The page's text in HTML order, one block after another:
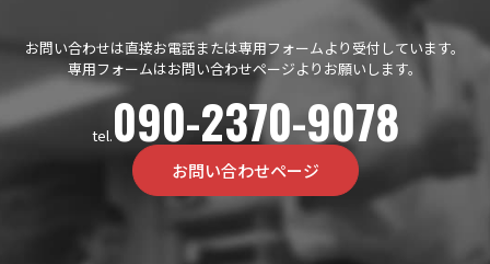
お問い合わせは直接お電話または専用フォームより受付しています。
専用フォームはお問い合わせページよりお願いします。
tel.090-2370-9078
お問い合わせページ